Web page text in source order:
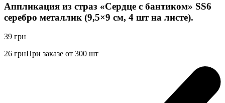
Аппликация из страз «Сердце с бантиком» SS6
серебро металлик (9,5×9 см, 4 шт на листе).
39 грн
26 грнПри заказе от 300 шт